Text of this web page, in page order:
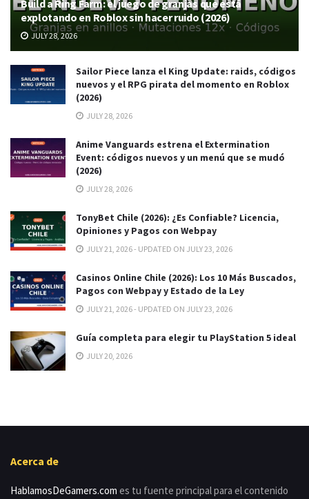
Build a Ring Farm: el juego de granjas que está
explotando en Roblox sin hacer ruido (2026)
JULY 28, 2026
Sailor Piece lanza el King Update: raids, códigos
nuevos y el RPG pirata del momento en Roblox
(2026)
JULY 28, 2026
Anime Vanguards estrena el Extermination
Event: códigos nuevos y un menú que se mudó
(2026)
JULY 28, 2026
TonyBet Chile (2026): ¿Es Confiable? Licencia,
Opiniones y Pagos con Webpay
JULY 21, 2026 - UPDATED ON JULY 23, 2026
Casinos Online Chile (2026): Los 10 Más Buscados,
Pagos con Webpay y Estado de la Ley
JULY 21, 2026 - UPDATED ON JULY 23, 2026
Guía completa para elegir tu PlayStation 5 ideal
JULY 20, 2026
Acerca de
HablamosDeGamers.com es tu fuente principal para el contenido